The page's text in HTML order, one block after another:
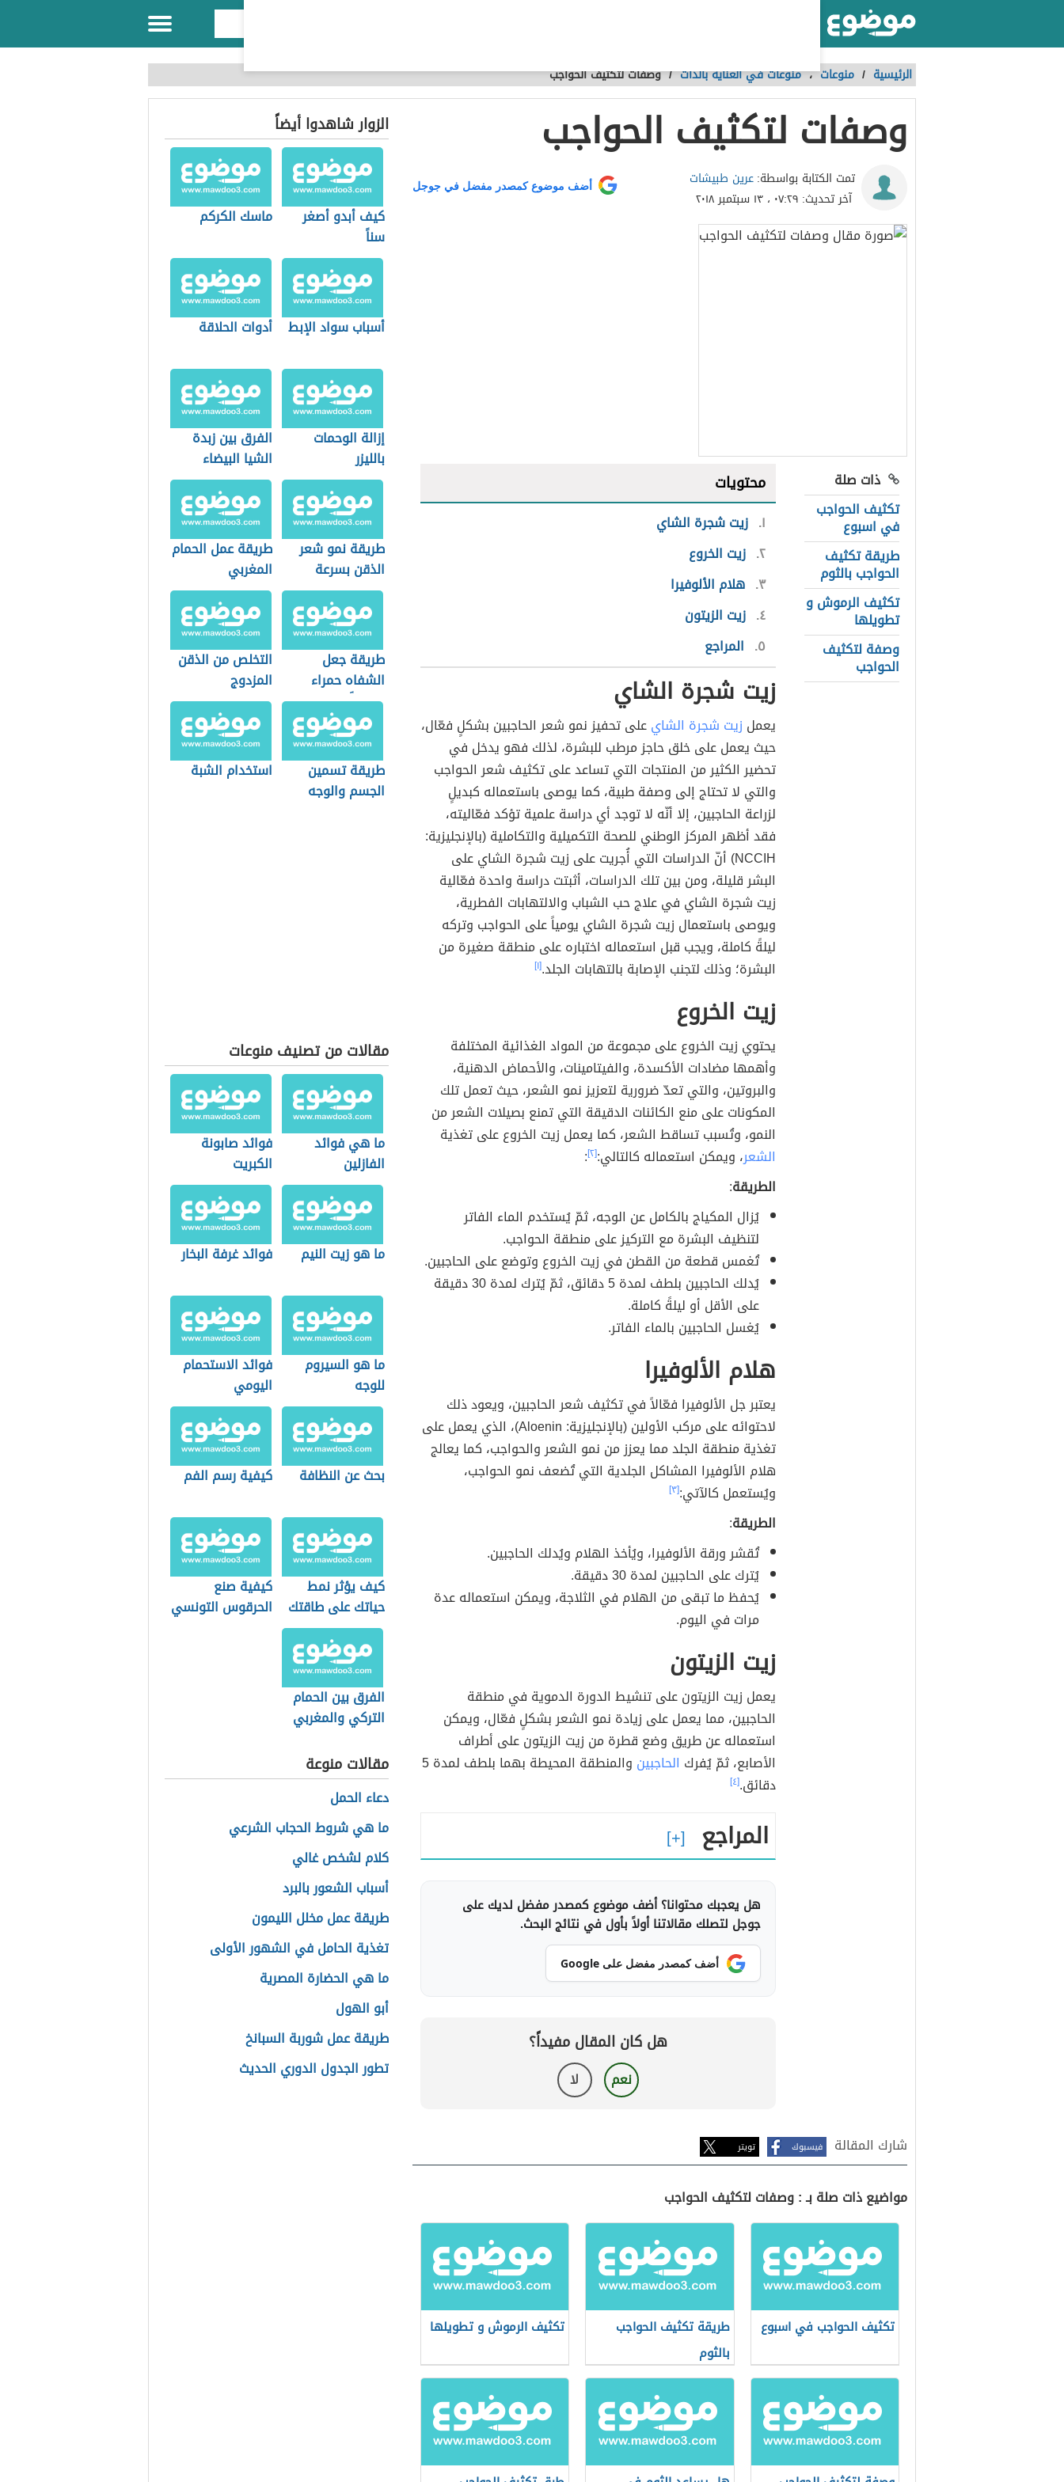
الرئيسية / منوعات ،منوعات في العناية بالذات /وصفات لتكثيف الحواجب
وصفات لتكثيف الحواجب
تمت الكتابة بواسطة:عرين طبيشات
آخر تحديث: ٠٧:٢٩ ، ١٣ سبتمبر ٢٠١٨
أضف موضوع كمصدر مفضل في جوجل
ذات صلة
تكثيف الحواجب
في اسبوع
طريقة تكثيف
الحواجب بالثوم
تكثيف الرموش و
تطويلها
وصفة لتكثيف
الحواجب
محتويات
١ زيت شجرة الشاي
٢ زيت الخروع
٣ هلام الألوفيرا
٤ زيت الزيتون
٥ المراجع
زيت شجرة الشاي
يعمل زيت شجرة الشايعلى تحفيز نمو شعر الحاجبين بشكلٍ فعّال،
حيث يعمل على خلق حاجز مرطب للبشرة، لذلك فهو يدخل في
تحضير الكثير من المنتجات التي تساعد على تكثيف شعر الحواجب
والتي لا تحتاج إلى وصفة طبية، كما يوصى باستعماله كبديلٍ
لزراعة الحاجبين، إلا أنّه لا توجد أي دراسة علمية تؤكد فعّاليته،
فقد أظهر المركز الوطني للصحة التكميلية والتكاملية (بالإنجليزية:
NCCIH) أنّ الدراسات التي أُجريت على زيت شجرة الشاي على
البشر قليلة، ومن بين تلك الدراسات، أثبتت دراسة واحدة فعّالية
زيت شجرة الشاي في علاج حب الشباب والالتهابات الفطرية،
ويوصى باستعمال زيت شجرة الشاي يومياً على الحواجب وتركه
ليلةً كاملة، ويجب قبل استعماله اختباره على منطقة صغيرة من
البشرة؛ وذلك لتجنب الإصابة بالتهابات الجلد.[١]
زيت الخروع
يحتوي زيت الخروع على مجموعة من المواد الغذائية المختلفة
وأهمها مضادات الأكسدة، والفيتامينات، والأحماض الدهنية،
والبروتين، والتي تعدّ ضرورية لتعزيز نمو الشعر، حيث تعمل تلك
المكونات على منع الكائنات الدقيقة التي تمنع بصيلات الشعر من
النمو، وتُسبب تساقط الشعر، كما يعمل زيت الخروع على تغذية
الشعر، ويمكن استعماله كالتالي:[٢] :
الطريقة:
يُزال المكياج بالكامل عن الوجه، ثمّ يُستخدم الماء الفاتر
لتنظيف البشرة مع التركيز على منطقة الحواجب.
تُغمس قطعة من القطن في زيت الخروع وتوضع على الحاجبين.
يُدلك الحاجبين بلطف لمدة 5 دقائق، ثمّ يُترك لمدة 30 دقيقة
على الأقل أو ليلةً كاملة.
يُغسل الحاجبين بالماء الفاتر.
هلام الألوفيرا
يعتبر جل الألوفيرا فعّالاً في تكثيف شعر الحاجبين، ويعود ذلك
لاحتوائه على مركب الأولين (بالإنجليزية: Aloenin)، الذي يعمل على
تغذية منطقة الجلد مما يعزز من نمو الشعر والحواجب، كما يعالج
هلام الألوفيرا المشاكل الجلدية التي تُضعف نمو الحواجب،
ويُستعمل كالآتي:[٣]
الطريقة:
تُقشر ورقة الألوفيرا، ويُأخذ الهلام ويُدلك الحاجبين.
يُترك على الحاجبين لمدة 30 دقيقة.
يُحفظ ما تبقى من الهلام في الثلاجة، ويمكن استعماله عدة
مرات في اليوم.
زيت الزيتون
يعمل زيت الزيتون على تنشيط الدورة الدموية في منطقة
الحاجبين، مما يعمل على زيادة نمو الشعر بشكلٍ فعّال، ويمكن
استعماله عن طريق وضع قطرة من زيت الزيتون على أطراف
الأصابع، ثمّ يُفرك الحاجبين
والمنطقة المحيطة بهما بلطف لمدة 5
دقائق.[٤]
المراجع
هل يعجبك محتوانا؟ أضف موضوع كمصدر مفضل لديك على
جوجل لتصلك مقالاتنا أولاً بأول في نتائج البحث.
أضف كمصدر مفضل على Google
هل كان المقال مفيداً؟
نعم لا
شارك المقالة فيسبوك تويتر
مواضيع ذات صلة بـ : وصفات لتكثيف الحواجب
تكثيف الحواجب في اسبوع
طريقة تكثيف الحواجب
بالثوم
تكثيف الرموش و تطويلها
الزوار شاهدوا أيضاً
كيف أبدو أصغر
سناً
ماسك الكركم
أسباب سواد الإبط أدوات الحلاقة
إزالة الوحمات
بالليزر
الفرق بين زبدة
الشيا البيضاء
والصفراء
طريقة نمو شعر
الذقن بسرعة
طريقة عمل الحمام
المغربي
طريقة جعل
الشفاه حمراء
طبيعياً
التخلص من الذقن
المزدوج
طريقة تسمين
الجسم والوجه
استخدام الشبة
مقالات من تصنيف منوعات
ما هي فوائد
الفازلين
فوائد صابونة
الكبريت
ما هو زيت النيم فوائد غرفة البخار
ما هو السيروم
للوجه
فوائد الاستحمام
اليومي
بحث عن النظافة كيفية رسم الفم
كيف يؤثر نمط
حياتك على طاقتك
الإيجابية؟
كيفية صنع
الحرقوس التونسي
الفرق بين الحمام
التركي والمغربي
مقالات منوعة
دعاء الحمل
ما هي شروط الحجاب الشرعي
كلام لشخص غالي
أسباب الشعور بالبرد
طريقة عمل مخلل الليمون
تغذية الحامل في الشهور الأولى
ما هي الحضارة المصرية
أبو الهول
طريقة عمل شوربة السبانخ
تطور الجدول الدوري الحديث